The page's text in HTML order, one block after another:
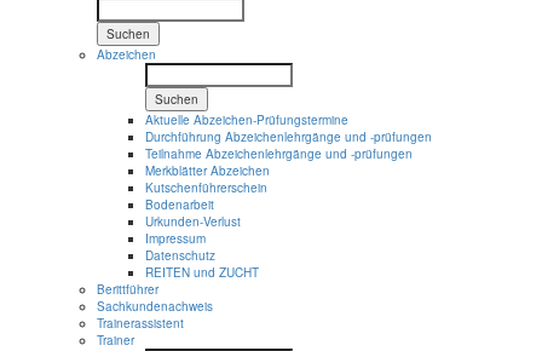
Suchen
Abzeichen
Suchen
Aktuelle Abzeichen-Prüfungstermine
Durchführung Abzeichenlehrgänge und -prüfungen
Teilnahme Abzeichenlehrgänge und -prüfungen
Merkblätter Abzeichen
Kutschenführerschein
Bodenarbeit
Urkunden-Verlust
Impressum
Datenschutz
REITEN und ZUCHT
Berittführer
Sachkundenachweis
Trainerassistent
Trainer